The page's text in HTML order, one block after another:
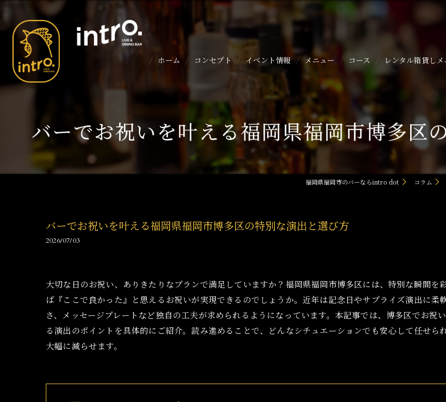
ホーム コンセプト イベント情報 メニュー コース レンタル箱貸し
バーでお祝いを叶える福岡県福岡市博多区
福岡県福岡市のバーならintro dot コラム
バーでお祝いを叶える福岡県福岡市博多区の特別な演出と選び方
2026/07/03
大切な日のお祝い、ありきたりなプランで満足していますか？福岡県福岡市博多区には、特別な瞬間
ば『ここで良かった』と思えるお祝いが実現できるのでしょうか。近年は記念日やサプライズ演出に
さ、メッセージプレートなど独自の工夫が求められるようになっています。本記事では、博多区でお祝
る演出のポイントを具体的にご紹介。読み進めることで、どんなシチュエーションでも安心して任せ
大幅に減らせます。